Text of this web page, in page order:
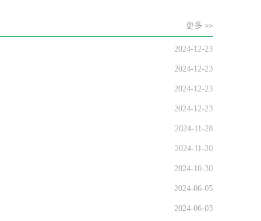
更多 >>
2024-12-23
2024-12-23
2024-12-23
2024-12-23
2024-11-28
2024-11-20
2024-10-30
2024-06-05
2024-06-03